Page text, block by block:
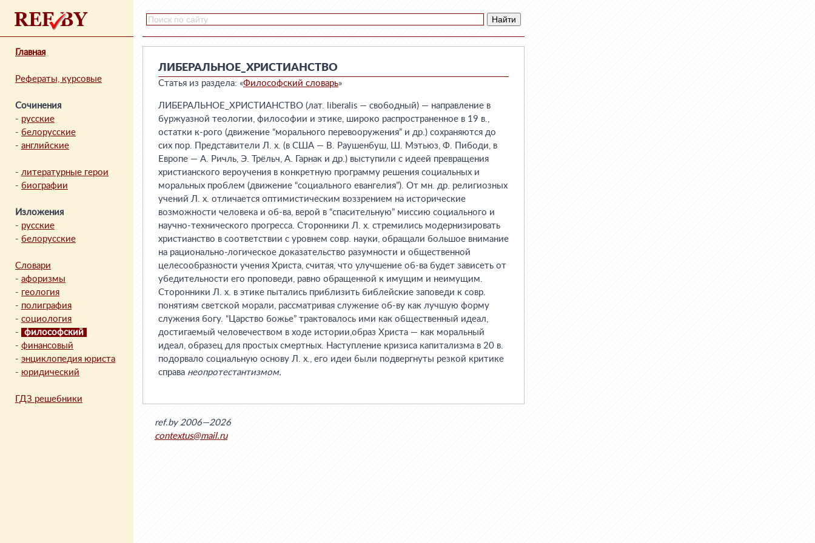
Главная
Рефераты, курсовые
Сочинения
- русские
- белорусские
- английские
- литературные герои
- биографии
Изложения
- русские
- белорусские
Словари
- афоризмы
- геология
- полиграфия
- социология
-
философский
- финансовый
- энциклопедия юриста
- юридический
ГДЗ решебники
ЛИБЕРАЛЬНОЕ_ХРИСТИАНСТВО
Статья из раздела: «Философский словарь»
ЛИБЕРАЛЬНОЕ_ХРИСТИАНСТВО (лат. liberalis — свободный) — направление в
буржуазной теологии, философии и этике, широко распространенное в 19 в.,
остатки к-рого (движение “морального перевооружения” и др.) сохраняются до
сих пор. Представители Л. х. (в США — В. Раушенбуш, Ш. Мэтьюз, Ф. Пибоди, в
Европе — А. Ричль, Э. Трёльч, А. Гарнак и др.) выступили с идеей превращения
христианского вероучения в конкретную программу решения социальных и
моральных проблем (движение “социального евангелия”). От мн. др. религиозных
учений Л. х. отличается оптимистическим воззрением на исторические
возможности человека и об-ва, верой в “спасительную” миссию социального и
научно-технического прогресса. Сторонники Л. х. стремились модернизировать
христианство в соответствии с уровнем совр. науки, обращали большое внимание
на рационально-логическое доказательство разумности и общественной
целесообразности учения Христа, считая, что улучшение об-ва будет зависеть от
убедительности его проповеди, равно обращенной к имущим и неимущим.
Сторонники Л. х. в этике пытались приблизить библейские заповеди к совр.
понятиям светской морали, рассматривая служение об-ву как лучшую форму
служения богу. “Царство божье” трактовалось ими как общественный идеал,
достигаемый человечеством в ходе истории,образ Христа — как моральный
идеал, образец для простых смертных. Наступление кризиса капитализма в 20 в.
подорвало социальную основу Л. х., его идеи были подвергнуты резкой критике
справа неопротестантизмом.
ref.by 2006—2026
contextus@mail.ru